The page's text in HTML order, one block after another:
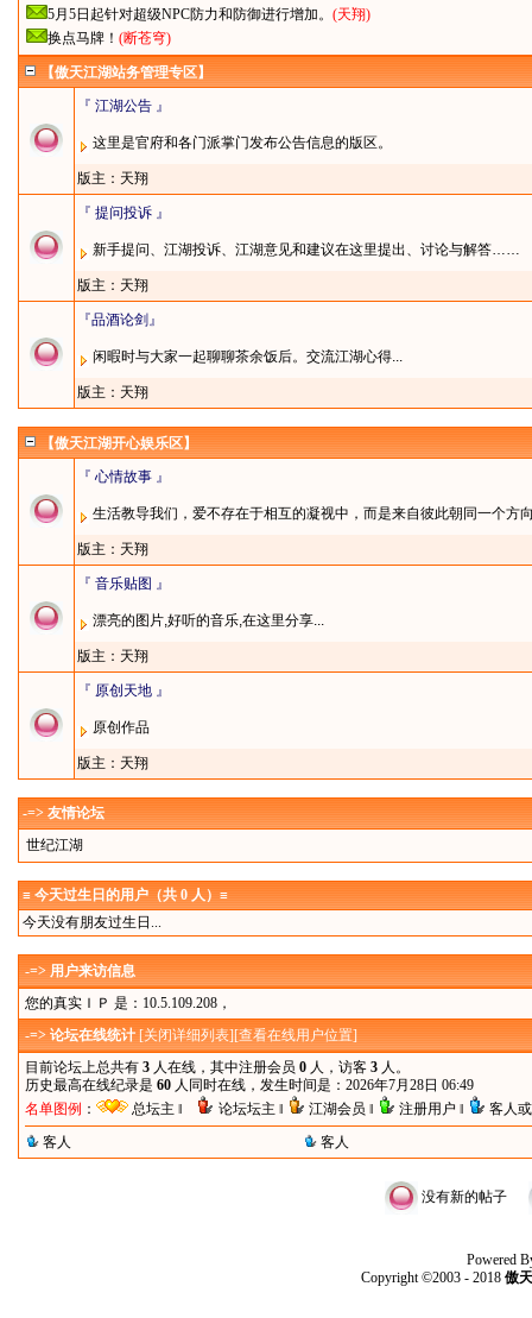
5月5日起针对超级NPC防力和防御进行增加。 (天翔)
换点马牌！ (断苍穹)
【傲天江湖站务管理专区】
『 江湖公告 』
这里是官府和各门派掌门发布公告信息的版区。
版主： 天翔
『 提问投诉 』
新手提问、江湖投诉、江湖意见和建议在这里提出、讨论与解答……
版主： 天翔
『品酒论剑』
闲暇时与大家一起聊聊茶余饭后。交流江湖心得...
版主： 天翔
【傲天江湖开心娱乐区】
『 心情故事 』
生活教导我们，爱不存在于相互的凝视中，而是来自彼此朝同一个
版主： 天翔
『 音乐贴图 』
漂亮的图片,好听的音乐,在这里分享...
版主： 天翔
『 原创天地 』
原创作品
版主： 天翔
-=> 友情论坛
世纪江湖
≡ 今天过生日的用户（共 0 人）≡
今天没有朋友过生日...
-=> 用户来访信息
您的真实ＩＰ 是：10.5.109.208，
-=> 论坛在线统计[关闭详细列表][查看在线用户位置]
目前论坛上总共有 3 人在线，其中注册会员 0 人，访客 3 人。
历史最高在线纪录是 60 人同时在线，发生时间是：2026年7月28日 06:49
名单图例 ： 总坛主 ‖ 论坛坛主 ‖ 江湖会员 ‖ 注册用户 ‖
客人
客人
客人
没有新的帖子
Powered
Copyright ©2003 - 2018 傲